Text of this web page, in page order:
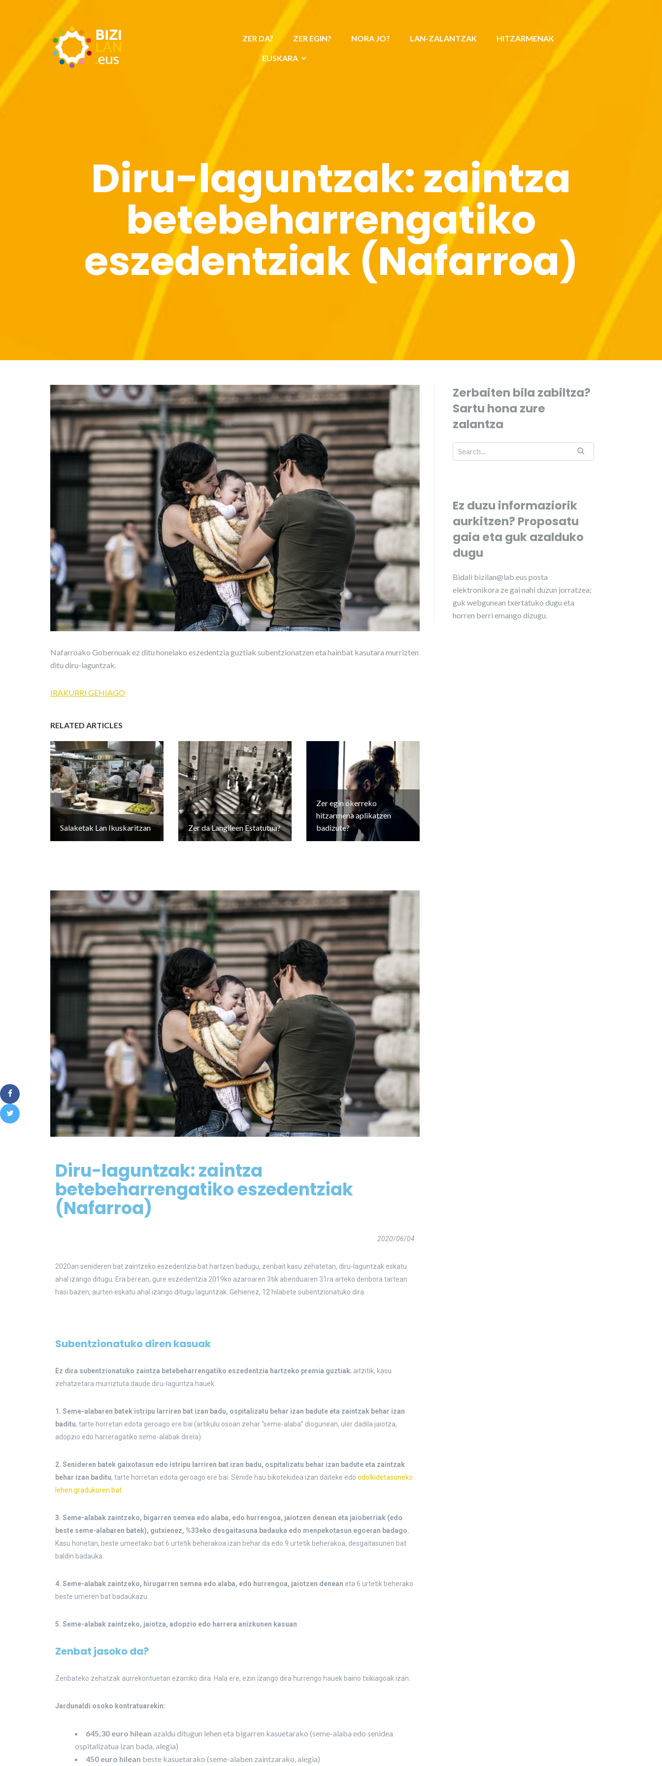
ZER DA? ZER EGIN? NORA JO? LAN-ZALANTZAK HITZARMENAK
EUSKARA
Diru-laguntzak: zaintza
betebeharrengatiko
eszedentziak (Nafarroa)
Nafarroako Gobernuak ez ditu honelako eszedentzia guztiak subentzionatzen eta hainbat kasutara murrizten
ditu diru-laguntzak.
IRAKURRI GEHIAGO
RELATED ARTICLES
Salaketak Lan Ikuskaritzan Zer da Langileen Estatutua?
Zer egin okerreko
hitzarmena aplikatzen
badizute?
Diru-laguntzak: zaintza
betebeharrengatiko eszedentziak
(Nafarroa)
2020/06/04
2020an senideren bat zaintzeko eszedentzia bat hartzen badugu, zenbait kasu zehatetan, diru-laguntzak eskatu
ahal izango ditugu. Era berean, gure eszedentzia 2019ko azaroaren 3tik abenduaren 31ra arteko denbora tartean
hasi bazen, aurten eskatu ahal izango ditugu laguntzak. Gehienez, 12 hilabete subentzionatuko dira.
Subentzionatuko diren kasuak
Ez dira subentzionatuko zaintza betebeharrengatiko eszedentzia hartzeko premia guztiak; aitzitik, kasu
zehatzetara murriztuta daude diru-laguntza hauek:
1. Seme-alabaren batek istripu larriren bat izan badu, ospitalizatu behar izan badute eta zaintzak behar izan
baditu, tarte horretan edota geroago ere bai (artikulu osoan zehar “seme-alaba” diogunean, uler dadila jaiotza,
adopzio edo harreragatiko seme-alabak direla).
2. Senideren batek gaixotasun edo istripu larriren bat izan badu, ospitalizatu behar izan badute eta zaintzak
behar izan baditu, tarte horretan edota geroago ere bai. Senide hau bikotekidea izan daiteke edo odolkidetasuneko
lehen gradukoren bat
3. Seme-alabak zaintzeko, bigarren semea edo alaba, edo hurrengoa, jaiotzen denean eta jaioberriak (edo
beste seme-alabaren batek), gutxienez, %33eko desgaitasuna badauka edo menpekotasun egoeran badago.
Kasu honetan, beste umeetako bat 6 urtetik beherakoa izan behar da edo 9 urtetik beherakoa, desgaitasunen bat
baldin badauka.
4. Seme-alabak zaintzeko, hirugarren semea edo alaba, edo hurrengoa, jaiotzen denean eta 6 urtetik beherako
beste umeren bat badaukazu.
5. Seme-alabak zaintzeko, jaiotza, adopzio edo harrera anizkunen kasuan
Zenbat jasoko da?
Zenbateko zehatzak aurrekontuetan ezarriko dira. Hala ere, ezin izango dira hurrengo hauek baino txikiagoak izan:
Jardunaldi osoko kontratuarekin:
645,30 euro hilean azaldu ditugun lehen eta bigarren kasuetarako (seme-alaba edo senidea
ospitalizatua izan bada, alegia)
450 euro hilean beste kasuetarako (seme-alaben zaintzarako, alegia)
Zerbaiten bila zabiltza?
Sartu hona zure
zalantza
Ez duzu informaziorik
aurkitzen? Proposatu
gaia eta guk azalduko
dugu
Bidali bizilan@lab.eus posta
elektronikora ze gai nahi duzun jorratzea;
guk webgunean txertatuko dugu eta
horren berri emango dizugu.